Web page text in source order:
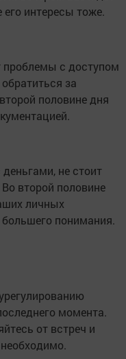
интересы тоже.
проблемы с доступом
за
половине дня
не стоит
второй половине
личных
понимания.
момента.
от встреч и